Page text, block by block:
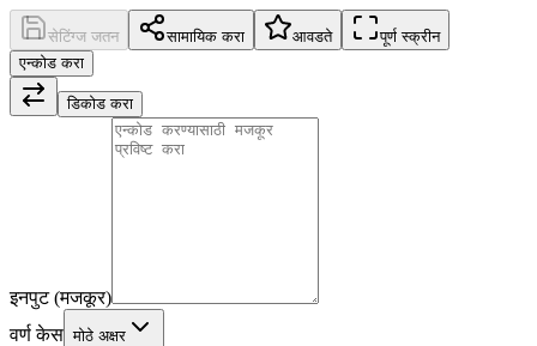
सेटिंग्ज जतन सामायिक करा आवडते
पूर्ण स्क्रीन
एन्कोड करा
डिकोड करा
इनपुट (मजकूर)
वर्ण केस मोठे अक्षर